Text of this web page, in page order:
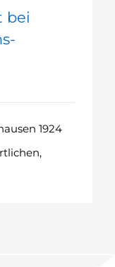
bei
1924